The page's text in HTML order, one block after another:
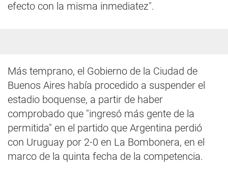
efecto con la misma inmediatez".
Más temprano, el Gobierno de la Ciudad de
Buenos Aires había procedido a suspender el
estadio boquense, a partir de haber
comprobado que "ingresó más gente de la
permitida" en el partido que Argentina perdió
con Uruguay por 2-0 en La Bombonera, en el
marco de la quinta fecha de la competencia.